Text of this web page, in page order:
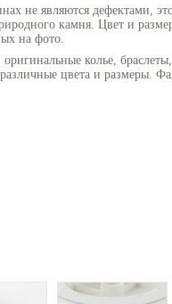
не являются дефектами,
камня. Цвет и
на фото.
оригинальные колье,
цвета и размеры.